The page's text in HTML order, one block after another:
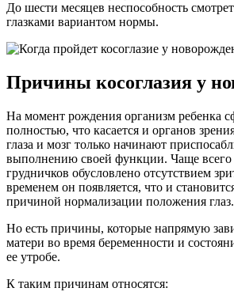
До шести месяцев неспособность
глазками вариантом нормы.
Причины косоглазия у
На момент рождения организм ребенка
полностью, что касается и органов
глаза и мозг только начинают
выполнению своей функции. Чаще всего
грудничков обусловлено отсутствием
временем он появляется, что и
причиной нормализации положения глаз.
Но есть причины, которые напрямую
матери во время беременности и
ее утробе.
К таким причинам относятся: